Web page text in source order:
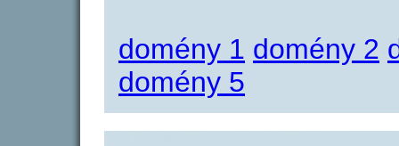
domény 1 domény 2
domény 5